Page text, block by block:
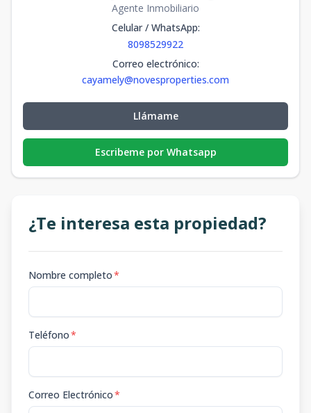
Agente Inmobiliario
Celular / WhatsApp:
8098529922
Correo electrónico:
cayamely@novesproperties.com
Llámame
Escribeme por Whatsapp
¿Te interesa esta propiedad?
Nombre completo*
Teléfono*
Correo Electrónico*